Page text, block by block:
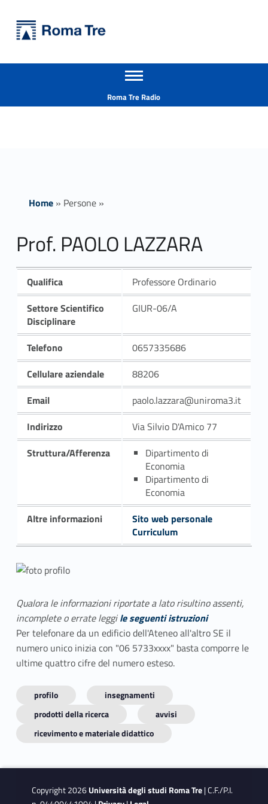
Prof. PAOLO LAZZARA - Università Roma Tre
Apri il menu secondario
Roma Tre Radio
Home» Persone»
Prof. PAOLO LAZZARA
Qualifica
Professore Ordinario
Settore Scientifico
Disciplinare
GIUR-06/A
Telefono
0657335686
Cellulare aziendale
88206
Email
paolo.lazzara@uniroma3.it
Indirizzo
Via Silvio D'Amico 77
Struttura/Afferenza
Dipartimento di
Economia
Dipartimento di
Economia
Altre informazioni
Sito web personale
Curriculum
Qualora le informazioni riportate a lato risultino assenti,
incomplete o errate leggile seguenti istruzioni
Per telefonare da un edificio dell'Ateneo all'altro SE il
numero unico inizia con "06 5733xxxx" basta comporre le
ultime quattro cifre del numero esteso.
profilo
insegnamenti
prodotti della ricerca
avvisi
ricevimento e materiale didattico
Copyright 2026Università degli studi Roma Tre| C.F./P.I.